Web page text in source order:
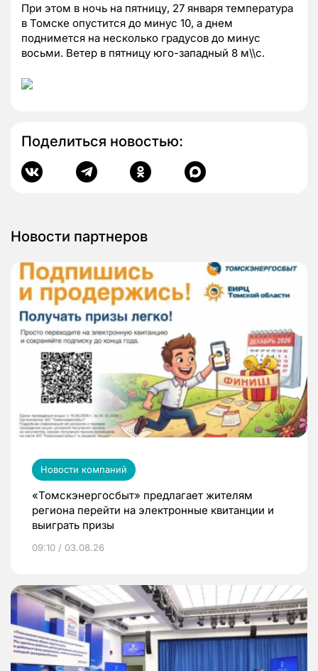
При этом в ночь на пятницу, 27 января температура
в Томске опустится до минус 10, а днем
поднимется на несколько градусов до минус
восьми. Ветер в пятницу юго-западный 8 м\\с.
Поделиться новостью:
Новости партнеров
Новости компаний
«Томскэнергосбыт» предлагает жителям
региона перейти на электронные квитанции и
выиграть призы
09:10 / 03.08.26